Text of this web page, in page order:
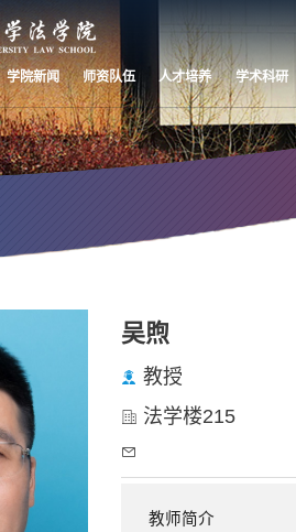
学院新闻 师资队伍 人才培养 学术科研
吴煦
教授
法学楼215
教师简介